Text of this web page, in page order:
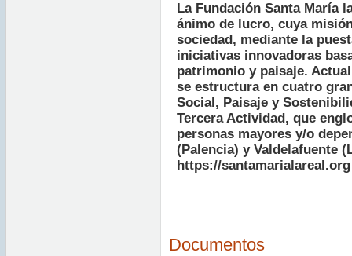
La Fundación Santa María
ánimo de lucro, cuya
sociedad, mediante la
iniciativas innovadoras
patrimonio y paisaje.
se estructura en cuatro
Social, Paisaje y
Tercera Actividad, que
personas mayores y/o
(Palencia) y Valdelafuente
https://santamarialareal.org
Documentos